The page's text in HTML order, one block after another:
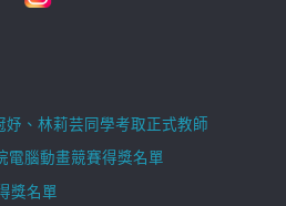
妤、林莉芸同學考取正式教師
電腦動畫競賽得獎名單
獎名單